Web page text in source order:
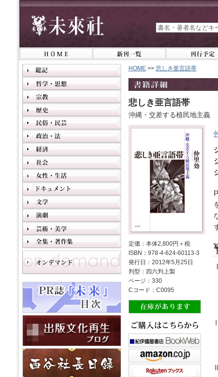
HOME >> 悲しき亜言語帯
悲しき亜言語帯
沖縄・交差する植民地主義
定価：本体2,800円＋税
ISBN：978-4-624-60113-3
発行日：2012年5月25日
判型：四六判上製
ページ：330
Cコード：C0095